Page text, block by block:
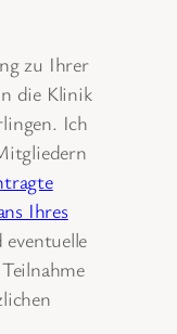
zu Ihrer
die Klinik
Ich
Ihres